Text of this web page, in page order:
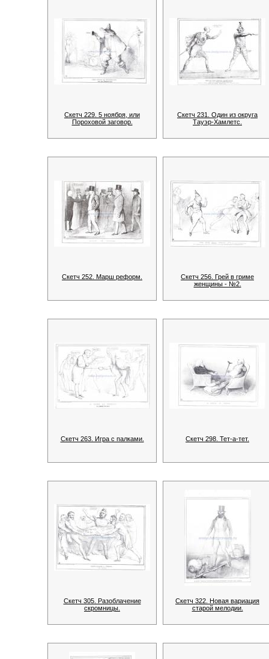
Скетч 229. 5 ноября, или
Пороховой заговор.
Скетч 231. Один из округа
Тауэр-Хамлетс.
Скетч 252. Марш реформ.
Скетч 256. Грей в гриме
женщины - №2.
Скетч 263. Игра с палками. Скетч 298. Тет-а-тет.
Скетч 305. Разоблачение
скромницы.
Скетч 322. Новая вариация
старой мелодии.